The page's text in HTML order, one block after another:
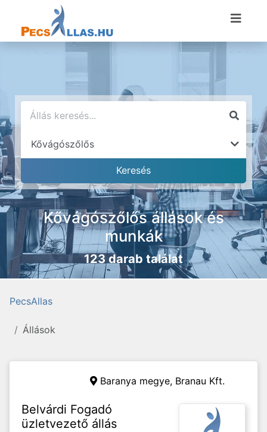
Kővágószőlős állások és
munkák
123 darab találat
PecsAllas
Állások
Baranya megye, Branau Kft.
Belvárdi Fogadó
üzletvezető állás